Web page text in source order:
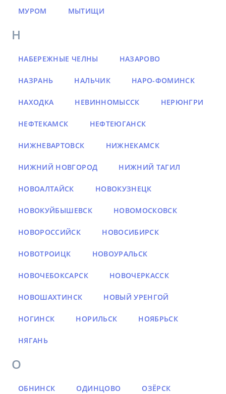
МУРОМ МЫТИЩИ
Н
НАБЕРЕЖНЫЕ ЧЕЛНЫ НАЗАРОВО
НАЗРАНЬ НАЛЬЧИК НАРО-ФОМИНСК
НАХОДКА НЕВИННОМЫССК НЕРЮНГРИ
НЕФТЕКАМСК НЕФТЕЮГАНСК
НИЖНЕВАРТОВСК НИЖНЕКАМСК
НИЖНИЙ НОВГОРОД НИЖНИЙ ТАГИЛ
НОВОАЛТАЙСК НОВОКУЗНЕЦК
НОВОКУЙБЫШЕВСК НОВОМОСКОВСК
НОВОРОССИЙСК НОВОСИБИРСК
НОВОТРОИЦК НОВОУРАЛЬСК
НОВОЧЕБОКСАРСК НОВОЧЕРКАССК
НОВОШАХТИНСК НОВЫЙ УРЕНГОЙ
НОГИНСК НОРИЛЬСК НОЯБРЬСК
НЯГАНЬ
О
ОБНИНСК ОДИНЦОВО ОЗЁРСК